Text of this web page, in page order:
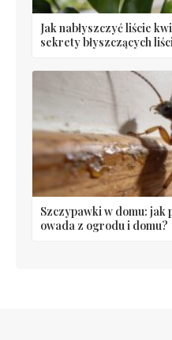
Jak nabłyszczyć liście
sekrety błyszczących
Szczypawki w domu: jak
owada z ogrodu i domu?